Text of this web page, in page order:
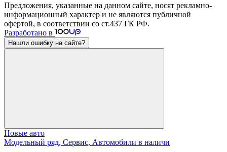
Предложения, указанные на данном сайте, носят рекламно-
информационный характер и не являются публичной
офертой, в соответствии со ст.437 ГК РФ.
Разработано в
Нашли ошибку на сайте?
Новые авто
Модельный ряд, Сервис, Автомобили в наличи